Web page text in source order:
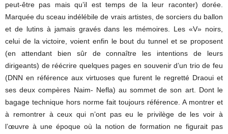
peut-être pas mais qu’il est temps de la leur raconter) dorée.
Marquée du sceau indélébile de vrais artistes, de sorciers du ballon
et de lutins à jamais gravés dans les mémoires. Les «V» noirs,
celui de la victoire, voient enfin le bout du tunnel et se proposent
(en attendant bien sûr de connaître les intentions de leurs
dirigeants) de réécrire quelques pages en souvenir d’un trio de feu
(DNN en référence aux virtuoses que furent le regretté Draoui et
ses deux compères Naim- Nefla) au sommet de son art. Dont le
bagage technique hors norme fait toujours référence. A montrer et
à remontrer à ceux qui n’ont pas eu le privilège de les voir à
l’œuvre à une époque où la notion de formation ne figurait pas